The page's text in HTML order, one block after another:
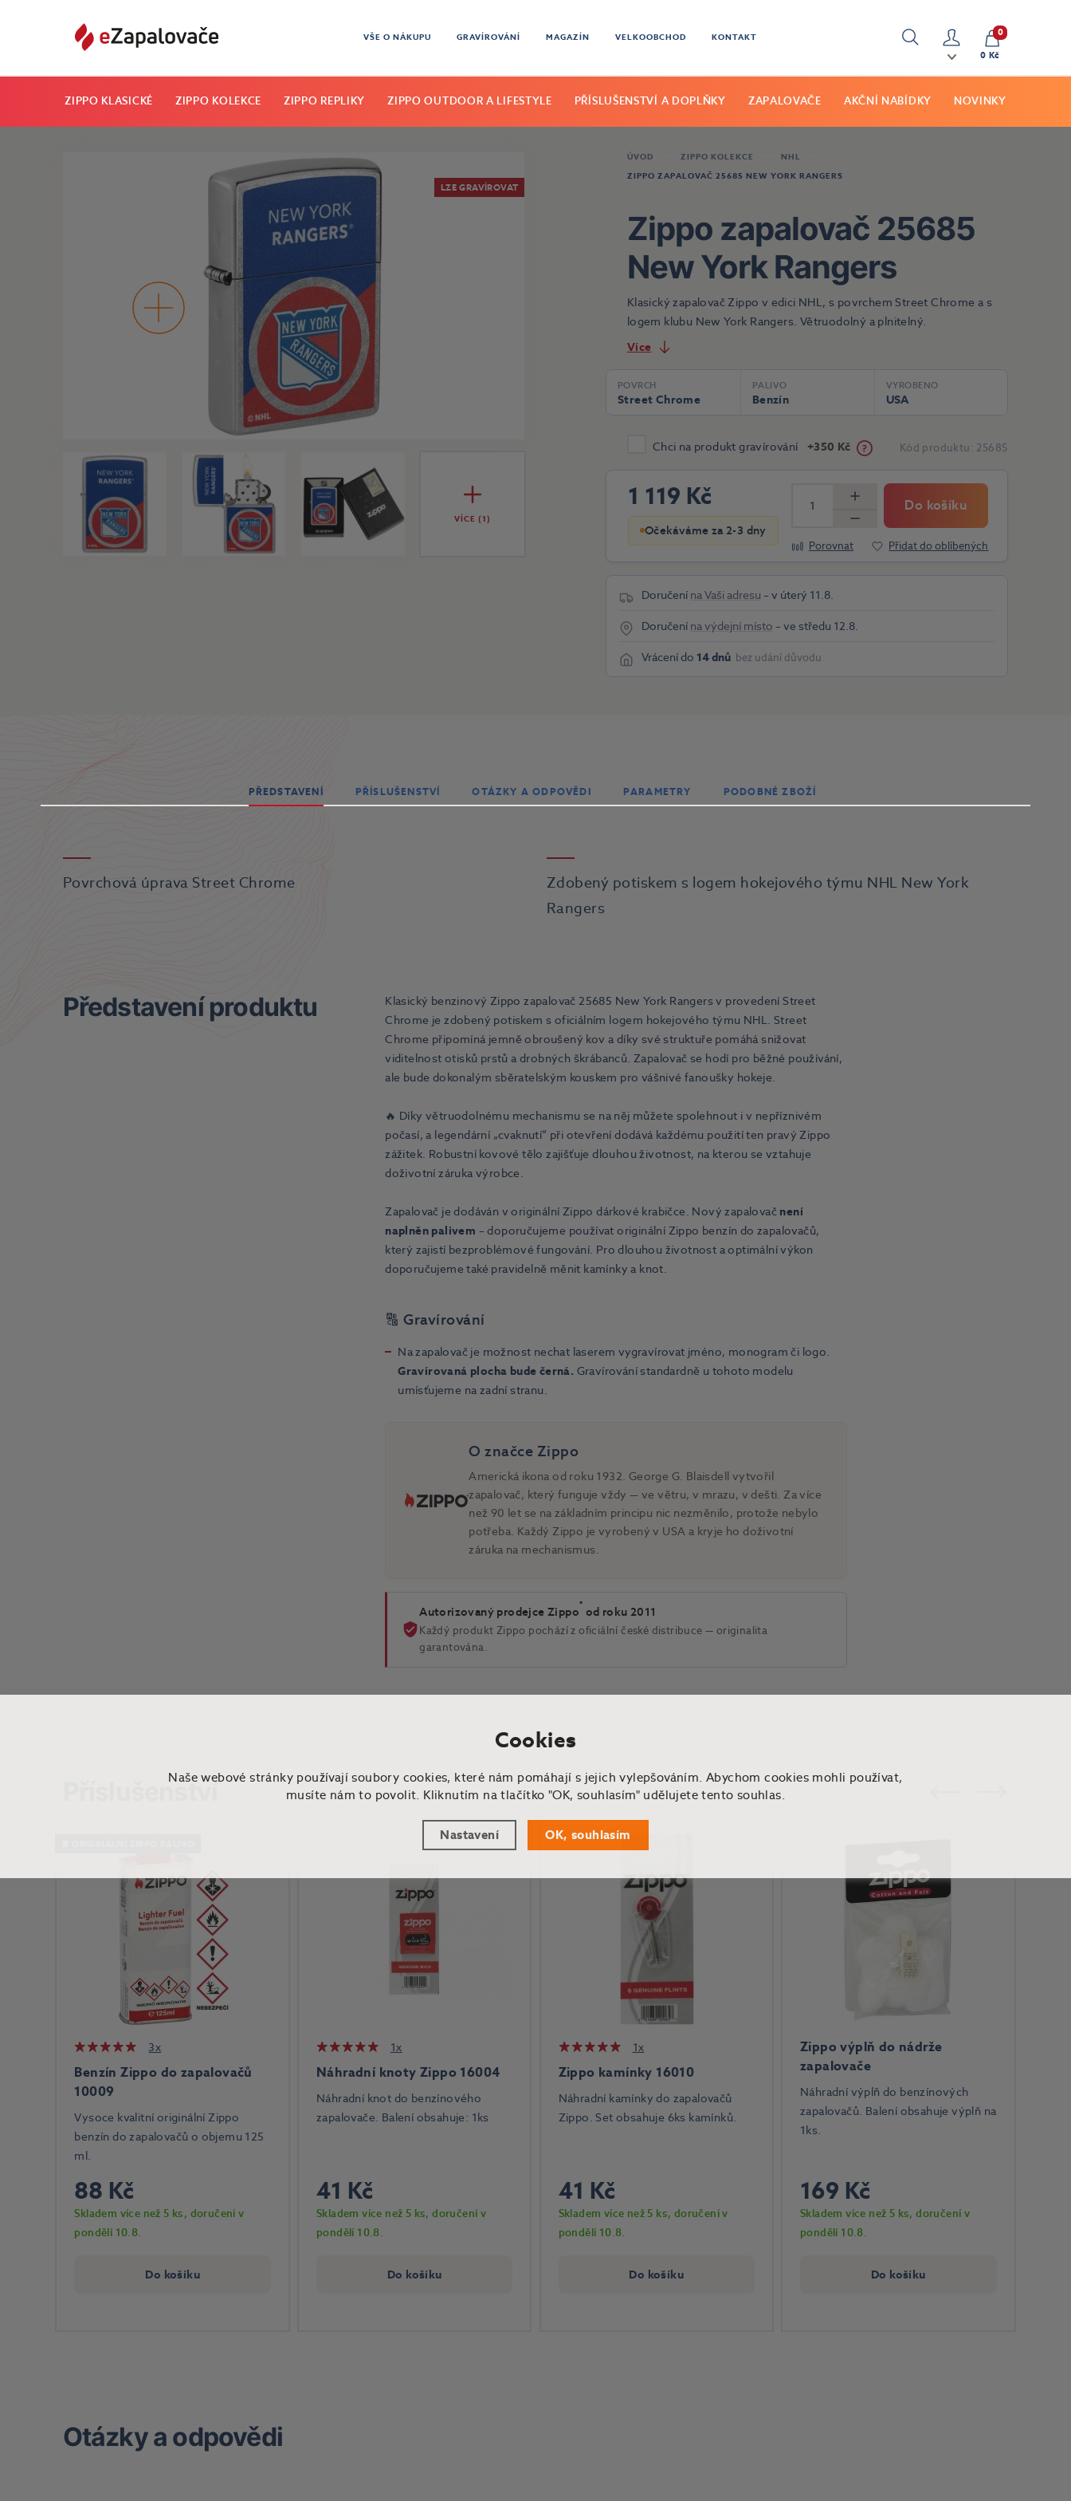
VŠE O NÁKUPU GRAVÍROVÁNÍ MAGAZÍN VELKOOBCHOD KONTAKT
Hledat
Můj
0
0 Kč
ZIPPO KLASICKÉ ZIPPO KOLEKCE ZIPPO REPLIKY ZIPPO OUTDOOR A LIFESTYLE PŘÍSLUŠENSTVÍ A DOPLŇKY ZAPALOVAČE AKČNÍ NABÍDKY NOVINKY
LZE GRAVÍROVAT
VÍCE (1)
ÚVOD ZIPPO KOLEKCE
NHL
ZIPPO ZAPALOVAČ 25685 NEW YORK RANGERS
Zippo zapalovač 25685
New York Rangers
Klasický zapalovač Zippo v edici NHL, s povrchem Street Chrome a s
logem klubu New York Rangers. Větruodolný a plnitelný.
Více
POVRCH
Street Chrome
PALIVO
Benzín
VYROBENO
USA
Chci na produkt gravírování +350 Kč Kód produktu: 25685
1 119 Kč
Očekáváme za 2-3 dny
Více
Do košíku
Porovnat Přidat do oblíbených
Doručení na Vaši adresu – v úterý 11.8.
Doručení na výdejní místo – ve středu 12.8.
Vrácení do 14 dnů bez udání důvodu
PŘEDSTAVENÍ PŘÍSLUŠENSTVÍ OTÁZKY A ODPOVĚDI PARAMETRY PODOBNÉ ZBOŽÍ
Povrchová úprava Street Chrome
Zdobený potiskem s logem hokejového týmu NHL New York
Rangers
Představení produktu
Klasický benzinový Zippo zapalovač 25685 New York Rangers v provedení Street
Chrome je zdobený potiskem s oficiálním logem hokejového týmu NHL. Street
Chrome připomíná jemně obroušený kov a díky své struktuře pomáhá snižovat
viditelnost otisků prstů a drobných škrábanců. Zapalovač se hodí pro běžné používání,
ale bude dokonalým sběratelským kouskem pro vášnivé fanoušky hokeje.
🔥 Díky větruodolnému mechanismu se na něj můžete spolehnout i v nepříznivém
počasí, a legendární „cvaknutí“ při otevření dodává každému použití ten pravý Zippo
zážitek. Robustní kovové tělo zajišťuje dlouhou životnost, na kterou se vztahuje
doživotní záruka výrobce.
Zapalovač je dodáván v originální Zippo dárkové krabičce. Nový zapalovač není
naplněn palivem – doporučujeme používat originální Zippo benzín do zapalovačů,
který zajistí bezproblémové fungování. Pro dlouhou životnost a optimální výkon
doporučujeme také pravidelně měnit kamínky a knot.
🔠 Gravírování
Na zapalovač je možnost nechat laserem vygravírovat jméno, monogram či logo.
Gravírovaná plocha bude černá. Gravírování standardně u tohoto modelu
umísťujeme na zadní stranu.
O značce Zippo
Americká ikona od roku 1932. George G. Blaisdell vytvořil
zapalovač, který funguje vždy — ve větru, v mrazu, v dešti. Za více
než 90 let se na základním principu nic nezměnilo, protože nebylo
potřeba. Každý Zippo je vyrobený v USA a kryje ho doživotní
záruka na mechanismus.
Autorizovaný prodejce Zippo
®
od roku 2011
Každý produkt Zippo pochází z oficiální české distribuce — originalita
garantována.
Příslušenství
3x
Benzín Zippo do zapalovačů
10009
Vysoce kvalitní originální Zippo
benzín do zapalovačů o objemu 125
ml.
88 Kč
Skladem více než 5 ks, doručení v
pondělí 10.8.
Do košíku
1x
Náhradní knoty Zippo 16004
Náhradní knot do benzínového
zapalovače. Balení obsahuje: 1ks
41 Kč
Skladem více než 5 ks, doručení v
pondělí 10.8.
Do košíku
1x
Zippo kamínky 16010
Náhradní kamínky do zapalovačů
Zippo. Set obsahuje 6ks kamínků.
41 Kč
Skladem více než 5 ks, doručení v
pondělí 10.8.
Do košíku
Zippo výplň do nádrže
zapalovače
Náhradní výplň do benzínových
zapalovačů. Balení obsahuje výplň na
1ks.
169 Kč
Skladem více než 5 ks, doručení v
pondělí 10.8.
Do košíku
Otázky a odpovědi
Cookies
Naše webové stránky používají soubory cookies, které nám pomáhají s jejich vylepšováním. Abychom cookies mohli používat,
musíte nám to povolit. Kliknutím na tlačítko "OK, souhlasím" udělujete tento souhlas.
Nastavení OK, souhlasím